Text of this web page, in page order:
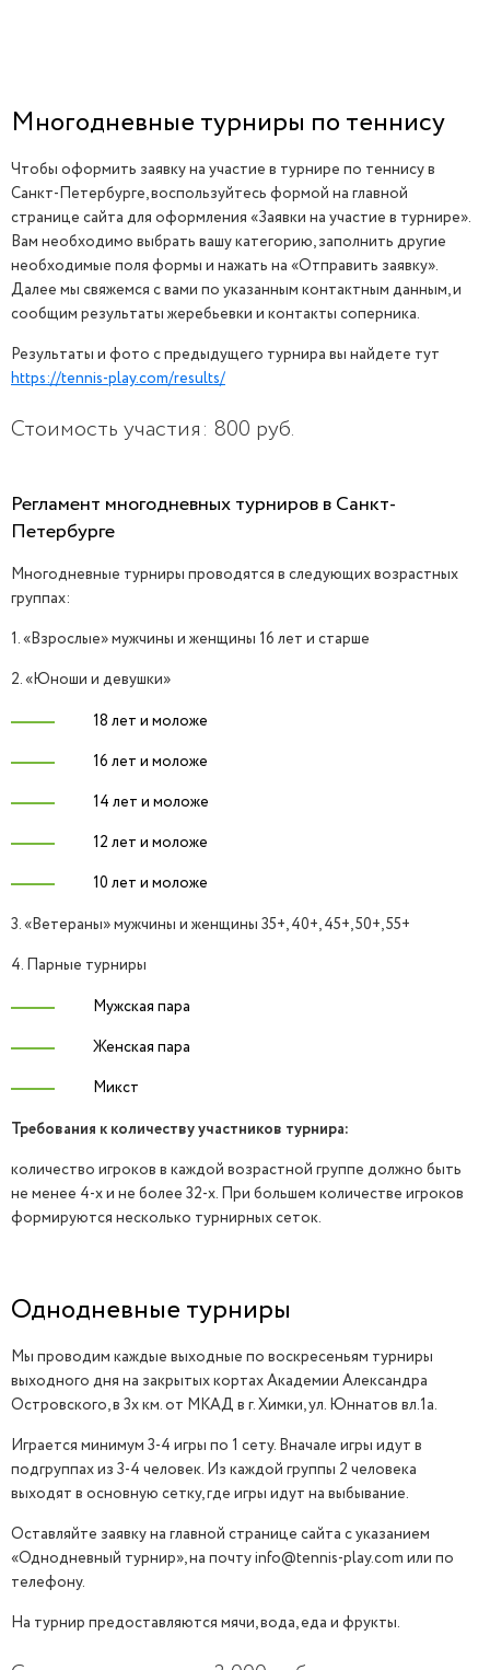
ЗАВЕРШЁН
Многодневные турниры по теннису
Чтобы оформить заявку на участие в турнире по теннису в
Санкт-Петербурге, воспользуйтесь формой на главной
странице сайта для оформления «Заявки на участие в турнире».
Вам необходимо выбрать вашу категорию, заполнить другие
необходимые поля формы и нажать на «Отправить заявку».
Далее мы свяжемся с вами по указанным контактным данным, и
сообщим результаты жеребьевки и контакты соперника.
Результаты и фото с предыдущего турнира вы найдете тут
https://tennis-play.com/results/
Стоимость участия: 800 руб.
Регламент многодневных турниров в Санкт-
Петербурге
Многодневные турниры проводятся в следующих возрастных
группах:
1. «Взрослые» мужчины и женщины 16 лет и старше
2. «Юноши и девушки»
18 лет и моложе
16 лет и моложе
14 лет и моложе
12 лет и моложе
10 лет и моложе
3. «Ветераны» мужчины и женщины 35+, 40+, 45+, 50+, 55+
4. Парные турниры
Мужская пара
Женская пара
Микст
Требования к количеству участников турнира:
количество игроков в каждой возрастной группе должно быть
не менее 4-х и не более 32-х. При большем количестве игроков
формируются несколько турнирных сеток.
Однодневные турниры
Мы проводим каждые выходные по воскресеньям турниры
выходного дня на закрытых кортах Академии Александра
Островского, в 3х км. от МКАД в г. Химки, ул. Юннатов вл.1а.
Играется минимум 3-4 игры по 1 сету. Вначале игры идут в
подгруппах из 3-4 человек. Из каждой группы 2 человека
выходят в основную сетку, где игры идут на выбывание.
Оставляйте заявку на главной странице сайта с указанием
«Однодневный турнир», на почту info@tennis-play.com или по
телефону.
На турнир предоставляются мячи, вода, еда и фрукты.